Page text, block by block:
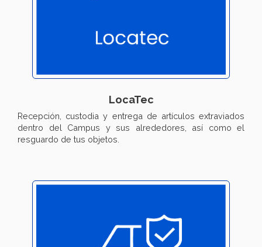
LocaTec
Recepción, custodia y entrega de artículos extraviados
dentro del Campus y sus alrededores, así como el
resguardo de tus objetos.